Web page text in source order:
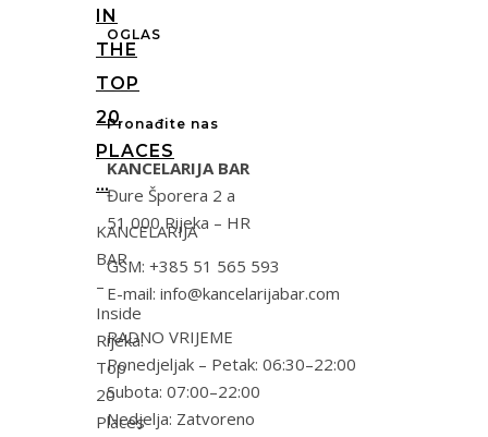
IN
THE
TOP
20
PLACES
…
KANCELARIJA
BAR
–
Inside
Rijeka:
Top
20
Places
OGLAS
Pronađite nas
KANCELARIJA BAR
Đure Šporera 2 a
51 000 Rijeka – HR
GSM: +385 51 565 593
E-mail: info@kancelarijabar.com
RADNO VRIJEME
Ponedjeljak – Petak: 06:30–22:00
Subota: 07:00–22:00
Nedjelja: Zatvoreno